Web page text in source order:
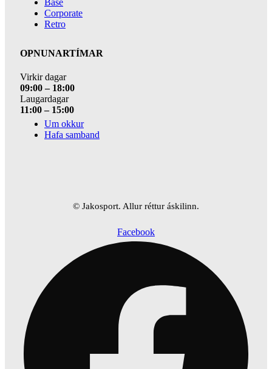
Corporate
Retro
OPNUNARTÍMAR
Virkir dagar
09:00 – 18:00
Laugardagar
11:00 – 15:00
Um okkur
Hafa samband
© Jakosport. Allur réttur áskilinn.
Facebook